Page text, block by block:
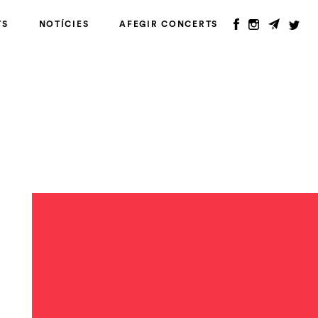
NOTÍCIES AFEGIR CONCERTS